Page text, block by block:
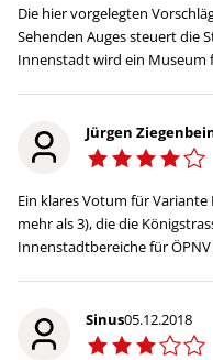
Die hier vorgelegten
Sehenden Auges steuert die
Innenstadt wird ein Museum
Jürgen
Ein klares Votum für
mehr als 3), die die
Innenstadtbereiche für
Sinus05.12.2018